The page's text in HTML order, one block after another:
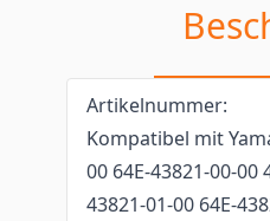
Artikelnummer:
Kompatibel mit
00 64E-43821-00-00
43821-01-00 64E-